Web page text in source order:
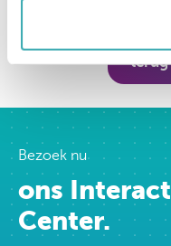
Bekijk de self-
Bezoek nu
ons
Center.